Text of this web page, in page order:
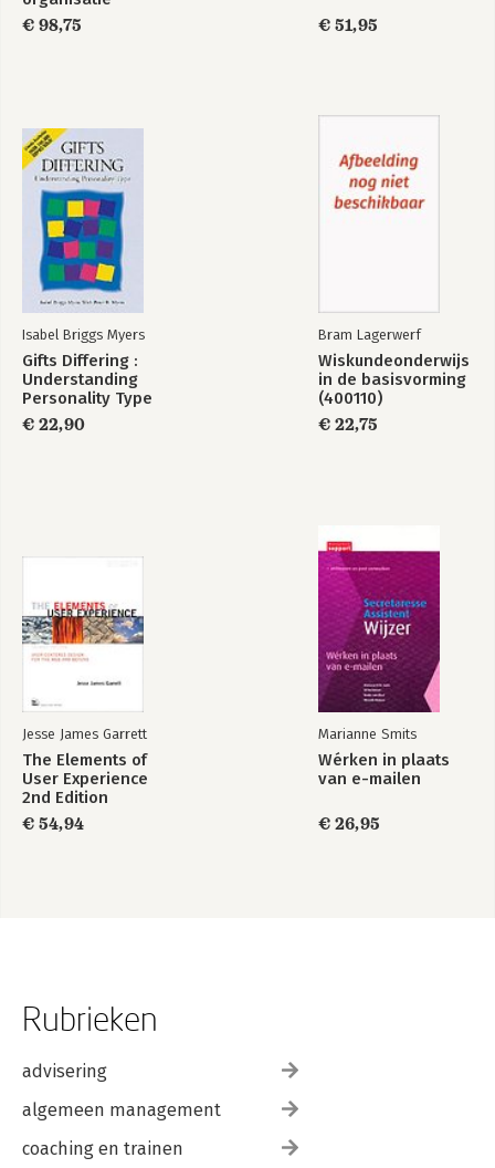
€ 98,75
€ 51,95
Isabel Briggs Myers
Gifts Differing :
Understanding
Personality Type
€ 22,90
Bram Lagerwerf
Wiskundeonderwijs
in de basisvorming
(400110)
€ 22,75
Jesse James Garrett
The Elements of
User Experience
2nd Edition
€ 54,94
Marianne Smits
Wérken in plaats
van e-mailen
€ 26,95
Rubrieken
advisering
algemeen management
coaching en trainen